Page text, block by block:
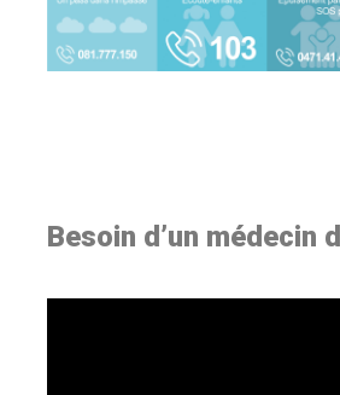
Besoin d’un médecin